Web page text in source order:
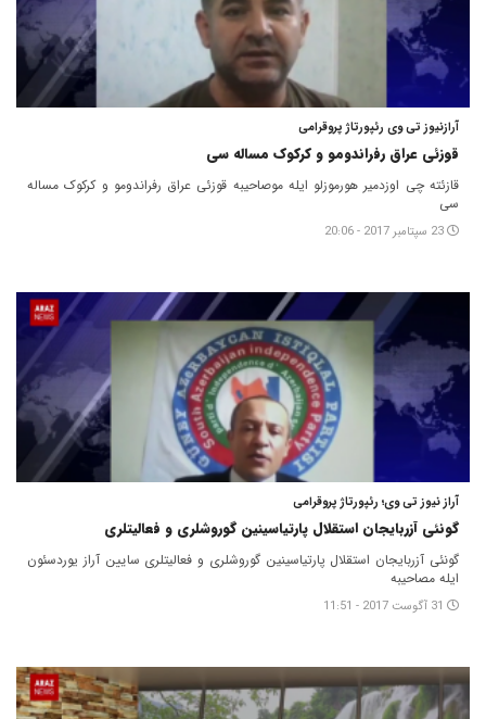
آرازنیوز تی وی رئپورتاژ پروقرامی
قوزئی عراق رفراندومو و کرکوک مساله سی
قازئته چی اوزدمیر هورموزلو ایله موصاحیبه قوزئی عراق رفراندومو و کرکوک مساله
سی
23 سپتامبر 2017 - 20:06
آراز نیوز تی وی؛ رئپورتاژ پروقرامی
گونئی آزربایجان استقلال پارتیاسینین گوروشلری و فعالیتلری
گونئی آزربایجان استقلال پارتیاسینین گوروشلری و فعالیتلری سایین آراز یوردسئون
ایله مصاحیبه
31 آگوست 2017 - 11:51